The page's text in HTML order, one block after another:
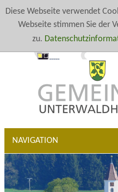
Diese Webseite verwendet
Webseite stimmen Sie der
zu.
NAVIGATION